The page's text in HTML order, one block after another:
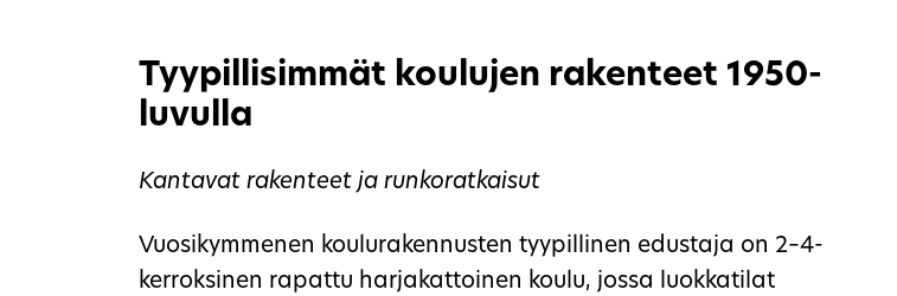
Tyypillisimmät koulujen rakenteet 1950-
luvulla
Kantavat rakenteet ja runkoratkaisut
Vuosikymmenen koulurakennusten tyypillinen edustaja on 2–4-
kerroksinen rapattu harjakattoinen koulu, jossa luokkatilat